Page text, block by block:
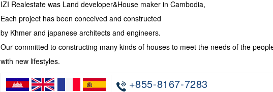
IZI Realestate was Land developer&House maker in Cambodia,
Each project has been conceived and constructed
by Khmer and japanese architects and engineers.
Our committed to constructing many kinds of houses to meet the needs of the
with new lifestyles.
+855-8167-7283